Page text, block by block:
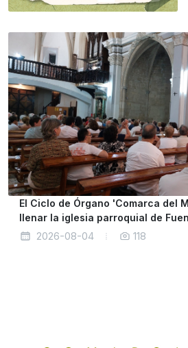
El Ciclo de Órgano 'Comarca del
llenar la iglesia parroquial de
2026-08-04
118